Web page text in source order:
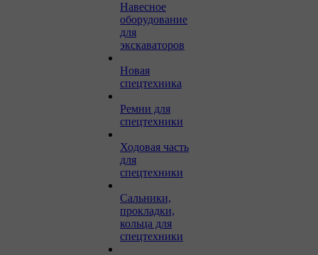
Навесное
оборудование
для
экскаваторов
Новая
спецтехника
Ремни для
спецтехники
Ходовая часть
для
спецтехники
Сальники,
прокладки,
кольца для
спецтехники